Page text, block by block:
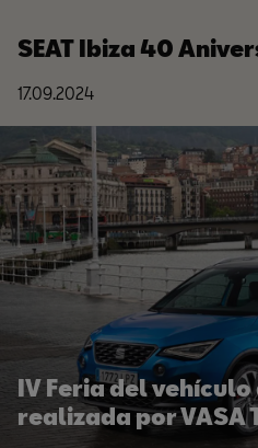
SEAT Ibiza 40
17.09.2024
IV Feria del vehículo
realizada por VASA